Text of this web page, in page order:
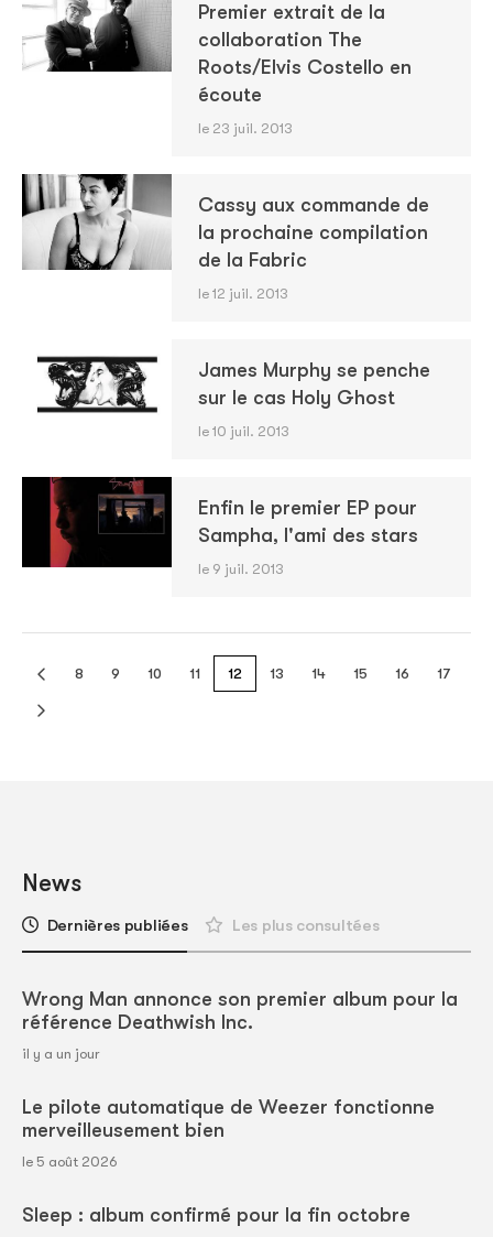
Premier extrait de la
collaboration The
Roots/Elvis Costello en
écoute
le 23 juil. 2013
Cassy aux commande de
la prochaine compilation
de la Fabric
le 12 juil. 2013
James Murphy se penche
sur le cas Holy Ghost
le 10 juil. 2013
Enfin le premier EP pour
Sampha, l'ami des stars
le 9 juil. 2013
8 9 10 11 12 13 14 15 16 17
News
Dernières publiées Les plus consultées
Wrong Man annonce son premier album pour la
référence Deathwish Inc.
il y a un jour
Le pilote automatique de Weezer fonctionne
merveilleusement bien
le 5 août 2026
Sleep : album confirmé pour la fin octobre